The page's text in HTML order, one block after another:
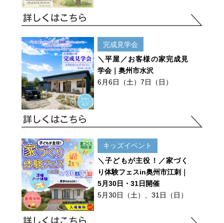
完成見学会
＼平屋／お客様の家完成見
学会｜奥州市水沢
6月6日（土）7日（日）
キッズイベント
＼子どもが主役！／家づく
り体験フェスin奥州市江刺｜
5月30日・31日開催
5月30日（土）、31日（日）